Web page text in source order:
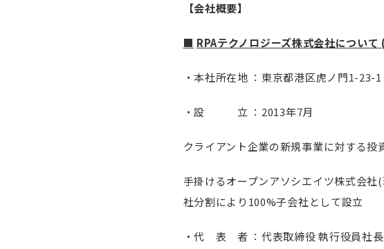
【会社概要】
■ RPAテクノロジーズ株式会社について (
・本社所在地 ：東京都港区虎ノ門1-23-
・設 立 ：2013年7月
クライアント企業の新規事業に対する
手掛けるオープンアソシエイツ株式会
社分割により100%子会社として設立
・代 表 者 ：代表取締役 執行役員社長